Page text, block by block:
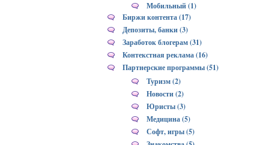
Мобильный (1)
Биржи контента (17)
Депозиты, банки (3)
Заработок блогерам (31)
Контекстная реклама (16)
Партнерские программы (51)
Туризм (2)
Новости (2)
Юристы (3)
Медицина (5)
Софт, игры (5)